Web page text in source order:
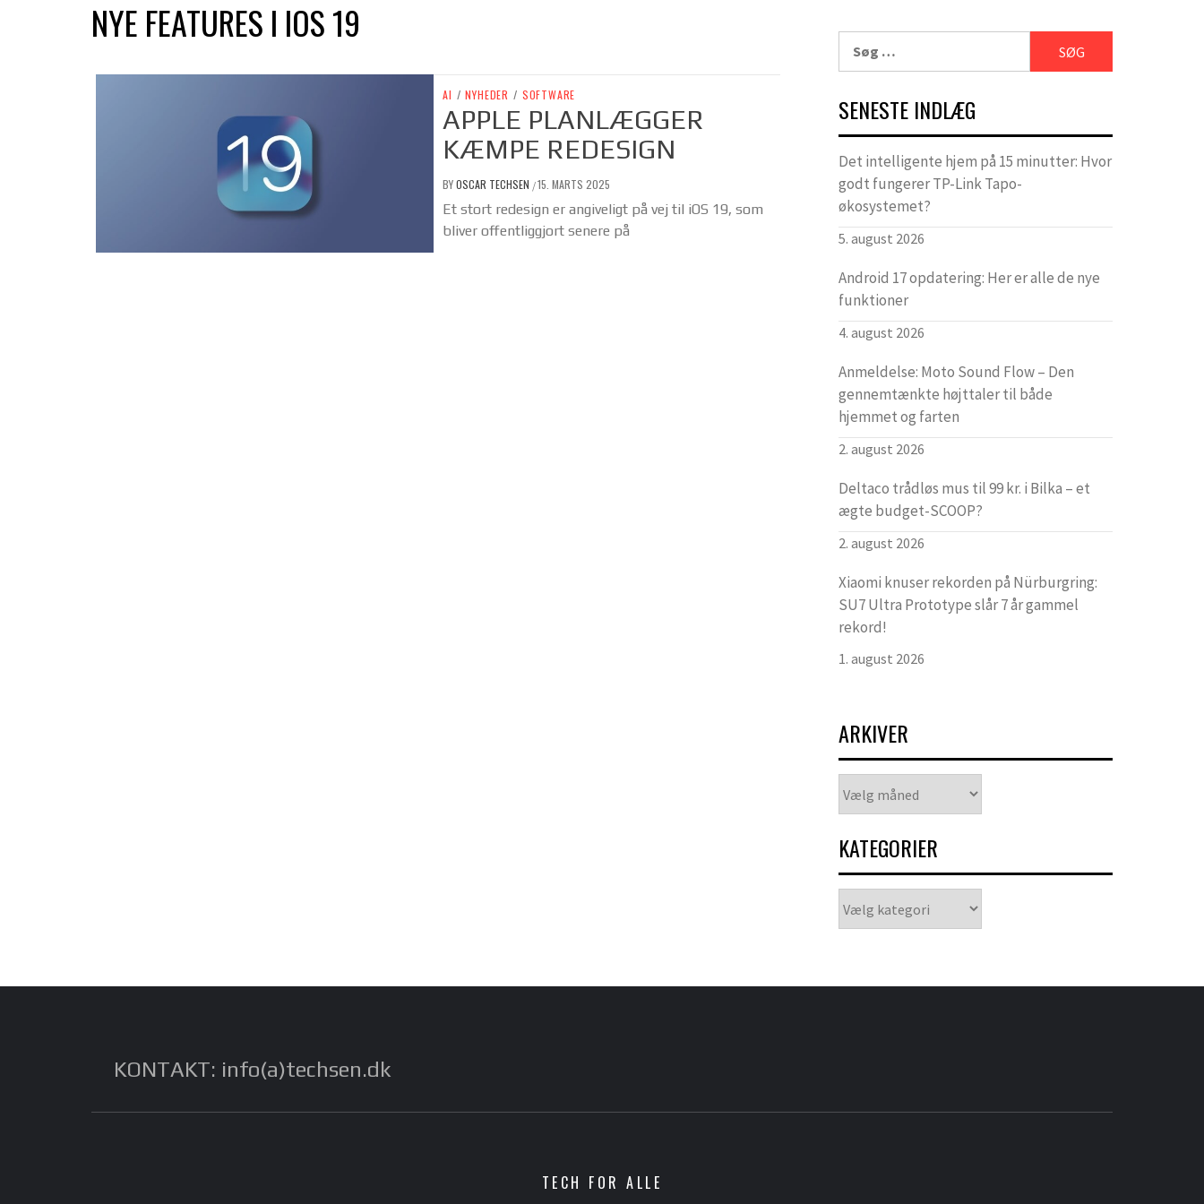
NYE FEATURES I IOS 19
AI / NYHEDER / SOFTWARE
APPLE PLANLÆGGER
KÆMPE REDESIGN
BYOSCAR TECHSEN /15. MARTS 2025
Et stort redesign er angiveligt på vej til iOS 19, som
bliver offentliggjort senere på
efter:
SENESTE INDLÆG
Det intelligente hjem på 15 minutter: Hvor
godt fungerer TP-Link Tapo-
økosystemet?
5. august 2026
Android 17 opdatering: Her er alle de nye
funktioner
4. august 2026
Anmeldelse: Moto Sound Flow – Den
gennemtænkte højttaler til både
hjemmet og farten
2. august 2026
Deltaco trådløs mus til 99 kr. i Bilka – et
ægte budget-SCOOP?
2. august 2026
Xiaomi knuser rekorden på Nürburgring:
SU7 Ultra Prototype slår 7 år gammel
rekord!
1. august 2026
ARKIVER
KATEGORIER
KONTAKT: info(a)techsen.dk
TECH FOR ALLE